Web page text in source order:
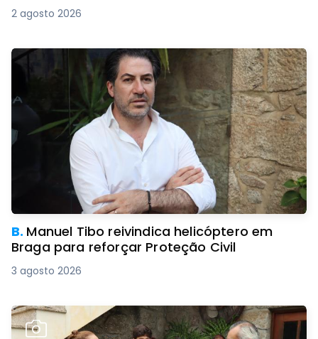
2 agosto 2026
B. Manuel Tibo reivindica helicóptero em
Braga para reforçar Proteção Civil
3 agosto 2026